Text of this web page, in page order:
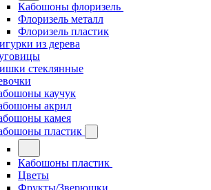
Кабошоны флоризель
Флоризель металл
Флоризель пластик
из дерева
стеклянные
каучук
акрил
камея
пластик
Кабошоны пластик
Цветы
Фрукты/Зверюшки